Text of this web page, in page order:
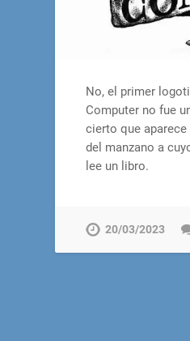
No, el primer
Computer no fue
cierto que aparece
del manzano a
lee un libro.
20/03/2023